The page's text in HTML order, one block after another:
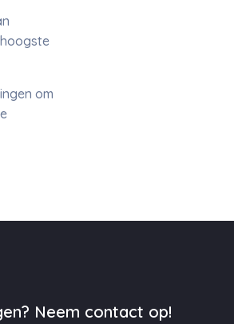
om
Neem contact op!